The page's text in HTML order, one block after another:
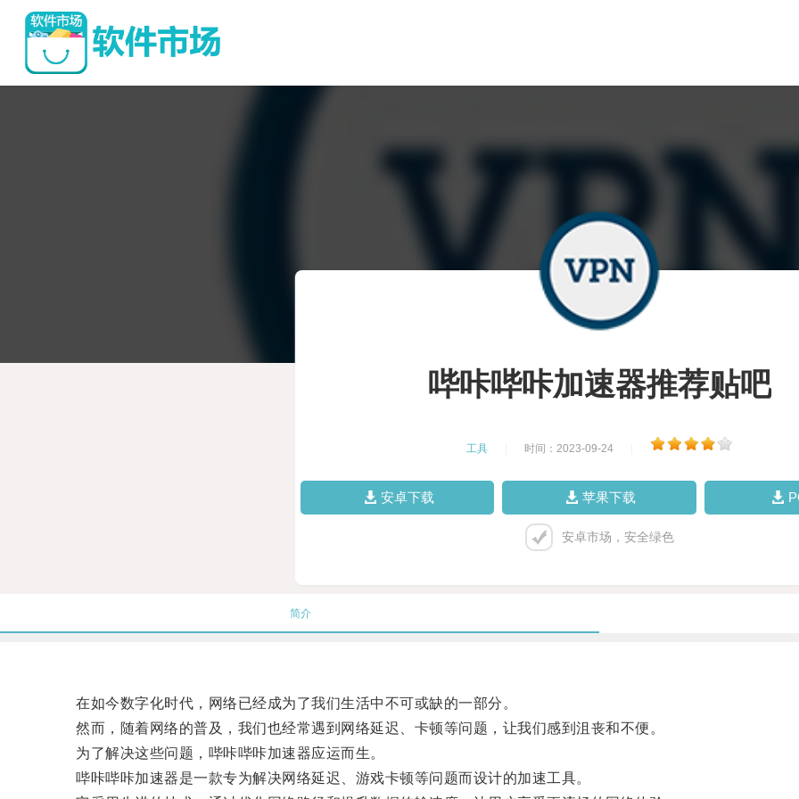
哔咔哔咔加速器推荐贴吧
工具 时间：2023-09-24
安卓下载 苹果下载
安卓市场，安全绿色
简介
在如今数字化时代，网络已经成为了我们生活中不可或缺的一部分。
然而，随着网络的普及，我们也经常遇到网络延迟、卡顿等问题，让我们感到沮丧和不便。
为了解决这些问题，哔咔哔咔加速器应运而生。
哔咔哔咔加速器是一款专为解决网络延迟、游戏卡顿等问题而设计的加速工具。